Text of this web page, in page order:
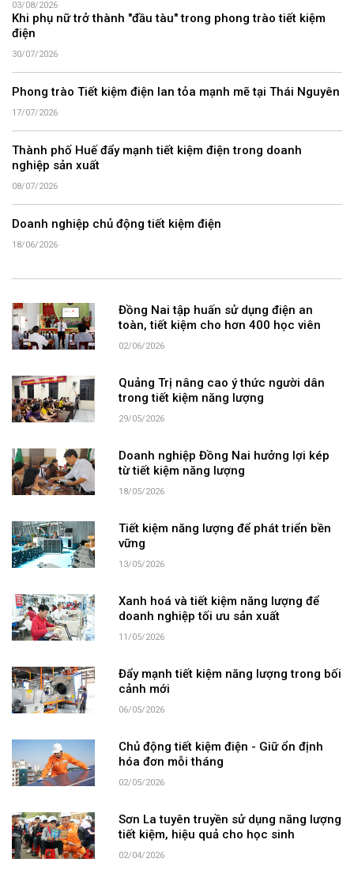
03/08/2026
Khi phụ nữ trở thành "đầu tàu" trong phong trào tiết kiệm
điện
30/07/2026
Phong trào Tiết kiệm điện lan tỏa mạnh mẽ tại Thái Nguyên
17/07/2026
Thành phố Huế đẩy mạnh tiết kiệm điện trong doanh
nghiệp sản xuất
08/07/2026
Doanh nghiệp chủ động tiết kiệm điện
18/06/2026
Đồng Nai tập huấn sử dụng điện an
toàn, tiết kiệm cho hơn 400 học viên
02/06/2026
Quảng Trị nâng cao ý thức người dân
trong tiết kiệm năng lượng
29/05/2026
Doanh nghiệp Đồng Nai hưởng lợi kép
từ tiết kiệm năng lượng
18/05/2026
Tiết kiệm năng lượng để phát triển bền
vững
13/05/2026
Xanh hoá và tiết kiệm năng lượng để
doanh nghiệp tối ưu sản xuất
11/05/2026
Đẩy mạnh tiết kiệm năng lượng trong bối
cảnh mới
06/05/2026
Chủ động tiết kiệm điện - Giữ ổn định
hóa đơn mỗi tháng
02/05/2026
Sơn La tuyên truyền sử dụng năng lượng
tiết kiệm, hiệu quả cho học sinh
02/04/2026